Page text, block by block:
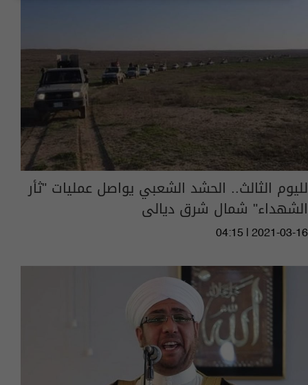
لليوم الثالث.. الحشد الشعبي يواصل عمليات "ثأر
الشهداء" شمال شرق ديالى
04:15 | 2021-03-16